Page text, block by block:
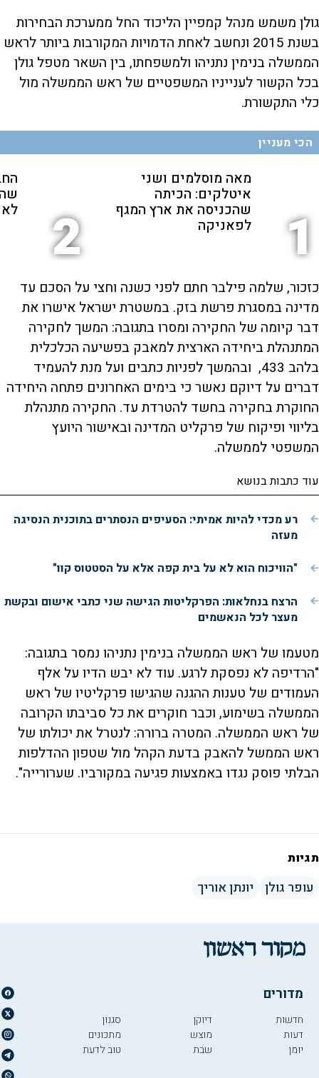
גולן משמש מנהל קמפיין הליכוד החל ממערכת הבחירות
בשנת 2015 ונחשב לאחת הדמויות המקורבות ביותר לראש
הממשלה בנימין נתניהו ולמשפחתו, בין השאר מטפל גולן
בכל הקשור לענייניו המשפטיים של ראש הממשלה מול
כלי התקשורת.
הכי מעניין
1
מאה מוסלמים ושני
איטלקים: הכיתה
שהכניסה את ארץ המגף
לפאניקה 2
כזכור, שלמה פילבר חתם לפני כשנה וחצי על הסכם עד
מדינה במסגרת פרשת בזק. במשטרת ישראל אישרו את
דבר קיומה של החקירה ומסרו בתגובה: המשך לחקירה
המתנהלת ביחידה הארצית למאבק בפשיעה הכלכלית
בלהב 433, ובהמשך לפניות כתבים ועל מנת להעמיד
דברים על דיוקם נאשר כי בימים האחרונים פתחה היחידה
החוקרת בחקירה בחשד להטרדת עד. החקירה מתנהלת
בליווי ופיקוח של פרקליט המדינה ובאישור היועץ
המשפטי לממשלה.
עוד כתבות בנושא
רע מכדי להיות אמיתי: הסעיפים הנסתרים בתוכנית הנסיגה
מעזה
"הוויכוח הוא לא על בית קפה אלא על הסטטוס קוו"
הרצח בנחלאות: הפרקליטות הגישה שני כתבי אישום ובקשת
מעצר לכל הנאשמים
מטעמו של ראש הממשלה בנימין נתניהו נמסר בתגובה:
"הרדיפה לא נפסקת לרגע. עוד לא יבש הדיו על אלף
העמודים של טענות ההגנה שהגישו פרקליטיו של ראש
הממשלה בשימוע, וכבר חוקרים את כל סביבתו הקרובה
של ראש הממשלה. המטרה ברורה: לנטרל את יכולתו של
ראש הממשל להאבק בדעת הקהל מול שטפון ההדלפות
הבלתי פוסק נגדו באמצעות פגיעה במקורביו. שערורייה".
תגיות
עופר גולן יונתן אוריך
מדורים
חדשות
דעות
יומן
דיוקן
מוצש
שבת
סגנון
מתכונים
טוב לדעת